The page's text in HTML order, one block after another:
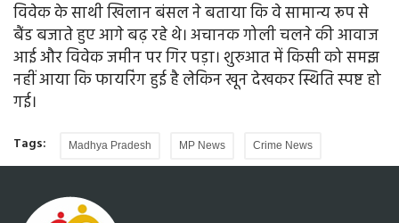
विवेक के साथी खिलान बंसल ने बताया कि वे सामान्य रूप से
बैंड बजाते हुए आगे बढ़ रहे थे। अचानक गोली चलने की आवाज
आई और विवेक जमीन पर गिर पड़ा। शुरुआत में किसी को समझ
नहीं आया कि फायरिंग हुई है लेकिन खून देखकर स्थिति स्पष्ट हो
गई।
Tags: Madhya Pradesh MP News Crime News